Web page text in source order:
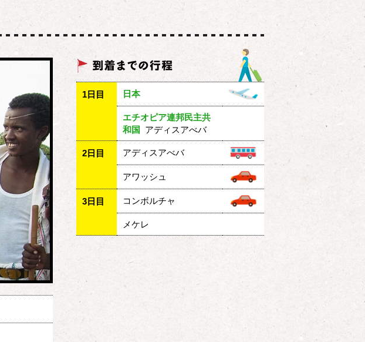
1日目 日本
エチオピア連邦民主共
和国 アディスアべバ
2日目 アディスアべバ
アワッシュ
3日目 コンボルチャ
メケレ